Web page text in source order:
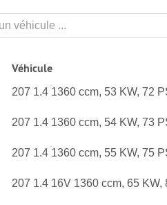
Véhicule
207 1.4 1360 ccm, 53 KW, 72
207 1.4 1360 ccm, 54 KW, 73
207 1.4 1360 ccm, 55 KW, 75
207 1.4 16V 1360 ccm, 65 KW,